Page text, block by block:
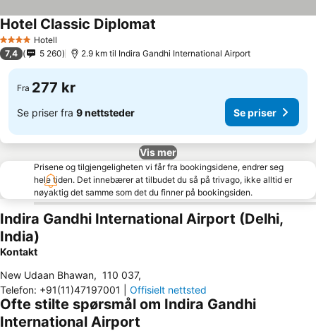
4 StjernerHotell
Hotel Classic Diplomat
7,4 5 260 2.9 km til Indira Gandhi International Airport
Fra 277 kr
Se priser fra 9 nettsteder Se priser
Vis mer
Prisene og tilgjengeligheten vi får fra bookingsidene, endrer seg
hele tiden. Det innebærer at tilbudet du så på trivago, ikke alltid er
nøyaktig det samme som det du finner på bookingsiden.
Indira Gandhi International Airport (Delhi,
India)
Kontakt
New Udaan Bhawan, 110 037,
Telefon: +91(11)47197001 Offisielt nettsted
Ofte stilte spørsmål om Indira Gandhi
International Airport